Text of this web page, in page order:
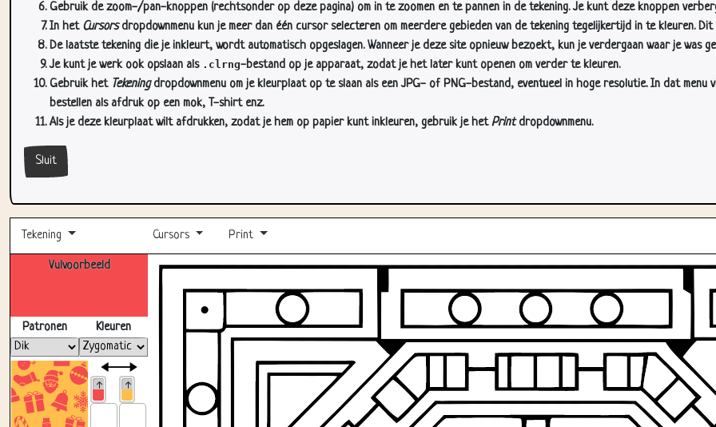
Gebruik de zoom-/pan-knoppen (rechtsonder op deze pagina) om in te zoomen en te pannen in de tekening. Je kunt deze knoppen
In het Cursorsdropdownmenu kun je meer dan één cursor selecteren om meerdere gebieden van de tekening tegelijkertijd in te kleuren. Dit
De laatste tekening die je inkleurt, wordt automatisch opgeslagen. Wanneer je deze site opnieuw bezoekt, kun je verdergaan waar je was
Je kunt je werk ook opslaan als .clrng-bestand op je apparaat, zodat je het later kunt openen om verder te kleuren.
Gebruik het Tekeningdropdownmenu om je kleurplaat op te slaan als een JPG- of PNG-bestand, eventueel in hoge resolutie. In dat
bestellen als afdruk op een mok, T-shirt enz.
Als je deze kleurplaat wilt afdrukken, zodat je hem op papier kunt inkleuren, gebruik je hetPrintdropdownmenu.
Sluit
Tekening Cursors Print
Vulvoorbeeld
Patronen Kleuren